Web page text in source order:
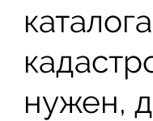
нужен,